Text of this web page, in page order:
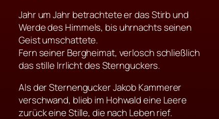
Jahr um Jahr betrachtete er das Stirb und
Werde des Himmels, bis uhrnachts seinen
Geist umschattete.
Fern seiner Bergheimat, verlosch schließlich
das stille Irrlicht des Sternguckers.
Als der Sternengucker Jakob Kammerer
verschwand, blieb im Hohwald eine Leere
zurück eine Stille, die nach Leben rief.